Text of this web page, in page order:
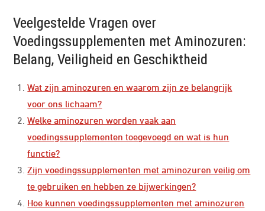
Veelgestelde Vragen over
Voedingssupplementen met Aminozuren:
Belang, Veiligheid en Geschiktheid
Wat zijn aminozuren en waarom zijn ze belangrijk
voor ons lichaam?
Welke aminozuren worden vaak aan
voedingssupplementen toegevoegd en wat is hun
functie?
Zijn voedingssupplementen met aminozuren veilig om
te gebruiken en hebben ze bijwerkingen?
Hoe kunnen voedingssupplementen met aminozuren